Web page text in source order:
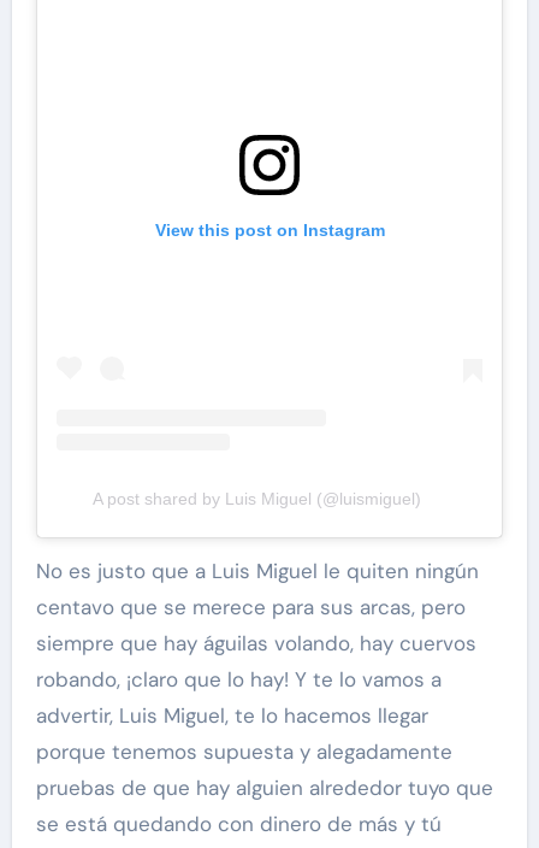
View this post on Instagram
A post shared by Luis Miguel (@luismiguel)
No es justo que a Luis Miguel le quiten ningún
centavo que se merece para sus arcas, pero
siempre que hay águilas volando, hay cuervos
robando, ¡claro que lo hay! Y te lo vamos a
advertir, Luis Miguel, te lo hacemos llegar
porque tenemos supuesta y alegadamente
pruebas de que hay alguien alrededor tuyo que
se está quedando con dinero de más y tú